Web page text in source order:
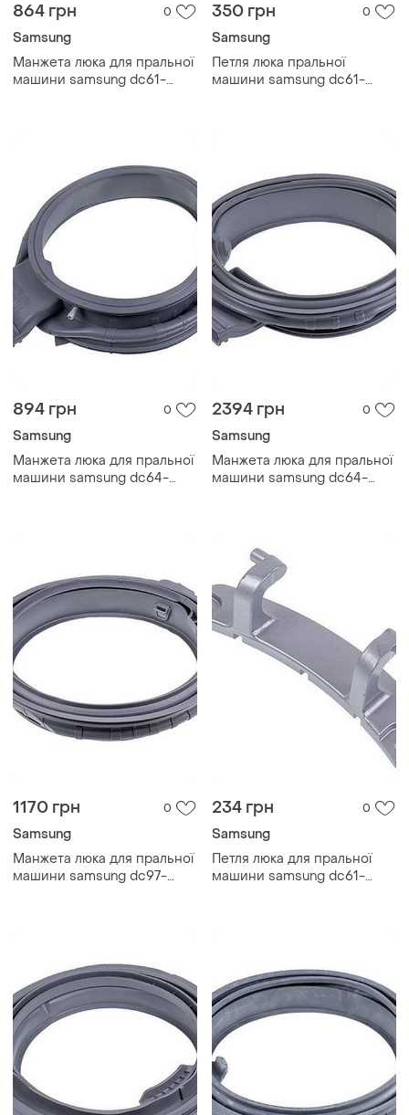
864 грн 0
Samsung
Манжета люка для пральної
машини samsung dc61-
350 грн 0
Samsung
Петля люка пральної
машини samsung dc61-
894 грн 0
Samsung
Манжета люка для пральної
машини samsung dc64-
2394 грн 0
Samsung
Манжета люка для пральної
машини samsung dc64-
1170 грн 0
Samsung
Манжета люка для пральної
машини samsung dc97-
234 грн 0
Samsung
Петля люка для пральної
машини samsung dc61-